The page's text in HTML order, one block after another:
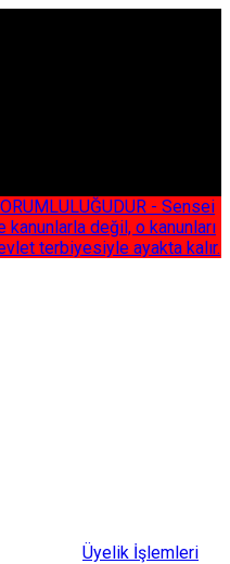
- Sensei
değil, o kanunları
terbiyesiyle ayakta kalır.
Üyelik İşlemleri